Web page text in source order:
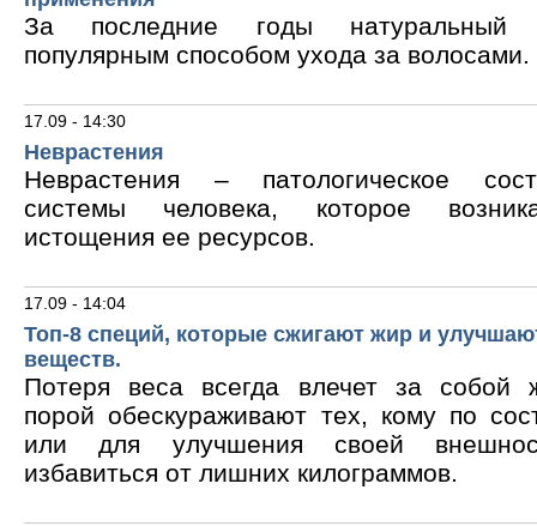
За последние годы натуральный
популярным способом ухода за волосами.
17.09 - 14:30
Неврастения
Неврастения – патологическое
системы человека, которое
истощения ее ресурсов.
17.09 - 14:04
Топ-8 специй, которые сжигают жир и
веществ.
Потеря веса всегда влечет за собой
порой обескураживают тех, кому по
или для улучшения своей
избавиться от лишних килограммов.